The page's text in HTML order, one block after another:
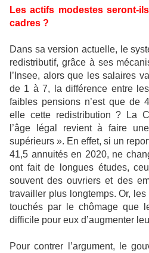
Les actifs modestes seront-
cadres ?
Dans sa version actuelle, le
redistributif, grâce à ses
l’Insee, alors que les salaires
de 1 à 7, la différence entre
faibles pensions n’est que de
elle cette redistribution ? La
l’âge légal revient à faire
supérieurs ». En effet, si un
41,5 annuités en 2020, ne
ont fait de longues études,
souvent des ouvriers et des
travailler plus longtemps. Or,
touchés par le chômage que
difficile pour eux d’augmenter
Pour contrer l’argument, le